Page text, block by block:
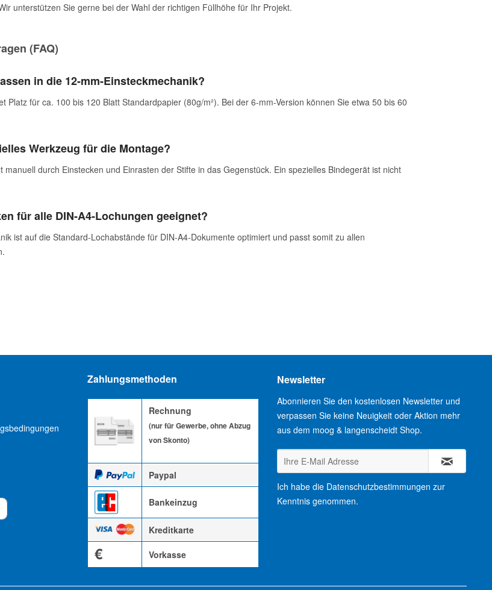
unterstützen Sie gerne bei der Wahl der richtigen Füllhöhe für Ihr Projekt.
(FAQ)
in die 12-mm-Einsteckmechanik?
Platz für ca. 100 bis 120 Blatt Standardpapier (80g/m²). Bei der 6-mm-Version können Sie etwa 50 bis 60
Werkzeug für die Montage?
manuell durch Einstecken und Einrasten der Stifte in das Gegenstück. Ein spezielles Bindegerät ist nicht
für alle DIN-A4-Lochungen geeignet?
ist auf die Standard-Lochabstände für DIN-A4-Dokumente optimiert und passt somit zu allen
Zahlungsmethoden
Rechnung
(nur für Gewerbe, ohne Abzug
von Skonto)
Paypal
Bankeinzug
Kreditkarte
€ Vorkasse
Newsletter
Abonnieren Sie den kostenlosen Newsletter und
verpassen Sie keine Neuigkeit oder Aktion mehr
aus dem moog & langenscheidt Shop.
Ich habe die Datenschutzbestimmungen zur
Kenntnis genommen.